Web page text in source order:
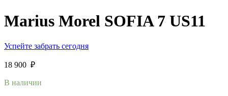
Marius Morel SOFIA 7 US11
Успейте забрать сегодня
18 900 ₽
В наличии